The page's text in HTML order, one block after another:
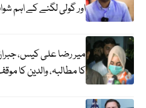
اور گولی لگنے کے اہم
میر رضا علی کیس،
کا مطالبہ، والدین کا